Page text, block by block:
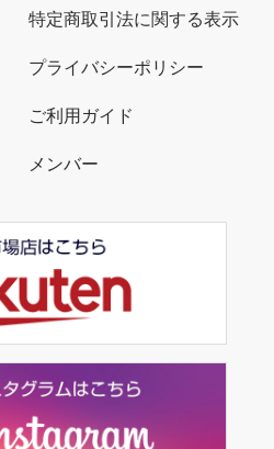
特定商取引法に関する表示
プライバシーポリシー
ご利用ガイド
メンバー